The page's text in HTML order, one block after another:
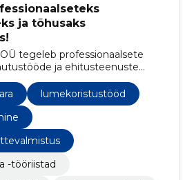
ja tõhusaks
tegeleb professionaalsete
ja ehitusteenuste
lumekoristustööd
-tööriistad